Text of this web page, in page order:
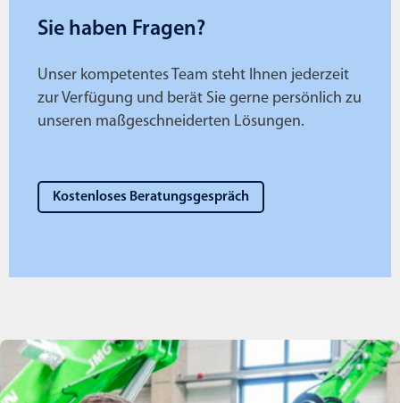
Sie haben Fragen?
Unser kompetentes Team steht Ihnen jederzeit
zur Verfügung und berät Sie gerne persönlich zu
unseren maßgeschneiderten Lösungen.
Kostenloses Beratungsgespräch